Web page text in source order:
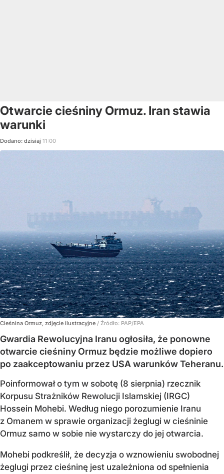
Otwarcie cieśniny Ormuz. Iran stawia
warunki
Dodano: dzisiaj 11:00
Cieśnina Ormuz, zdjęcie ilustracyjne / Źródło: PAP/EPA
Gwardia Rewolucyjna Iranu ogłosiła, że ponowne
otwarcie cieśniny Ormuz będzie możliwe dopiero
po zaakceptowaniu przez USA warunków Teheranu.
Poinformował o tym w sobotę (8 sierpnia) rzecznik
Korpusu Strażników Rewolucji Islamskiej (IRGC)
Hossein Mohebi. Według niego porozumienie Iranu
z Omanem w sprawie organizacji żeglugi w cieśninie
Ormuz samo w sobie nie wystarczy do jej otwarcia.
Mohebi podkreślił, że decyzja o wznowieniu swobodnej
żeglugi przez cieśninę jest uzależniona od spełnienia